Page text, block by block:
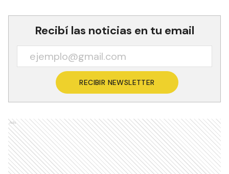
Recibí las noticias en tu email
RECIBIR NEWSLETTER
Ads